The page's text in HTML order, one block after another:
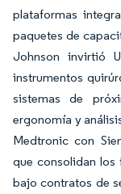
plataformas
paquetes de
Johnson invirtió
instrumentos
sistemas de
ergonomía y
Medtronic con
que consolidan
bajo contratos de